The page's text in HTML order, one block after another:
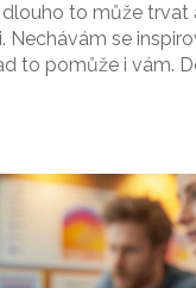
to může trvat
Nechávám se
to pomůže i vám.